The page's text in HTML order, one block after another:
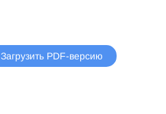
Загрузить PDF-версию